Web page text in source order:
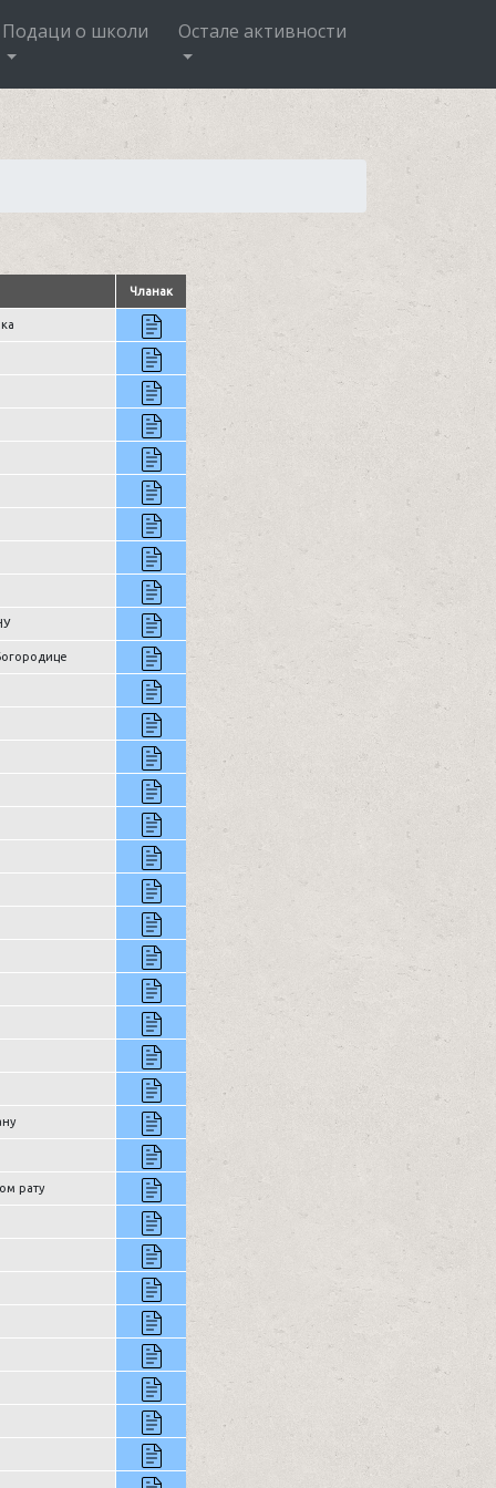
Подаци о школи Остале активности
Чланак
рату